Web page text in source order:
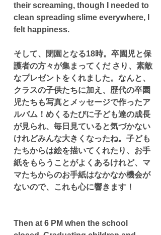
their screaming, though I needed to
clean spreading slime everywhere, I
felt happiness.
そして、閉園となる18時。卒園児と保
護者の方々が集まってくだ さり、素敵
なプレゼントをくれました。なんと、
クラスの子供たちに加え、歴代の卒園
児たちも写真とメッセージで作ったア
ルバム！めくるたびに子ども達の成長
が見られ、毎日見ていると気づかない
けれどみんな大きくなったね。子ども
たちからは絵を描いてくれたり、お手
紙をもらうことがよくあるけれど、マ
マたちからのお手紙はなかなか機会が
ないので、これも心に響きます！
Then at 6 PM when the school